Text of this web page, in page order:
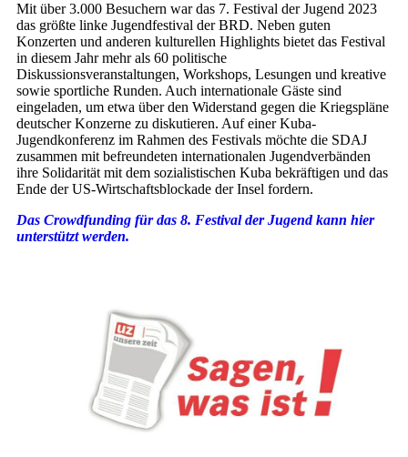
Mit über 3.000 Besuchern war das 7. Festival der Jugend 2023
das größte linke Jugendfestival der BRD. Neben guten
Konzerten und anderen kulturellen Highlights bietet das Festival
in diesem Jahr mehr als 60 politische
Diskussionsveranstaltungen, Workshops, Lesungen und kreative
sowie sportliche Runden. Auch internationale Gäste sind
eingeladen, um etwa über den Widerstand gegen die Kriegspläne
deutscher Konzerne zu diskutieren. Auf einer Kuba-
Jugendkonferenz im Rahmen des Festivals möchte die SDAJ
zusammen mit befreundeten internationalen Jugendverbänden
ihre Solidarität mit dem sozialistischen Kuba bekräftigen und das
Ende der US-Wirtschaftsblockade der Insel fordern.
Das Crowdfunding für das 8. Festival der Jugend kann hier
unterstützt werden.